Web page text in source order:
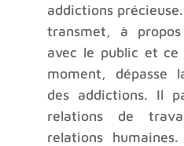
addictions
transmet, à
avec le public et ce
moment, dépasse
des addictions. Il
relations de
relations